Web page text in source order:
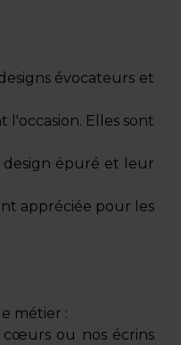
évocateurs et
l'occasion. Elles sont
épuré et leur
appréciée pour les
métier :
cœurs ou nos écrins